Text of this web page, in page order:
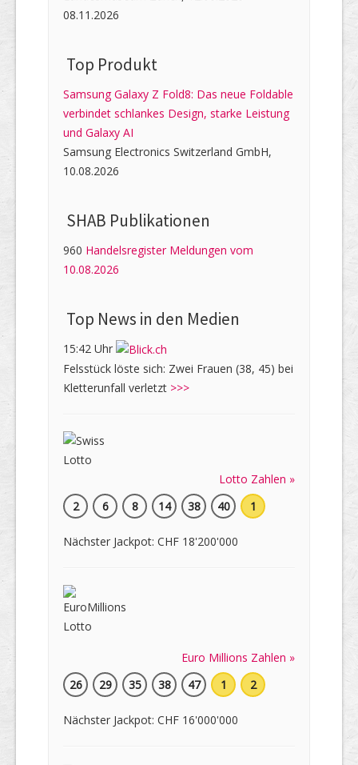
08.11.2026
Top Produkt
Samsung Galaxy Z Fold8: Das neue Foldable
verbindet schlankes Design, starke Leistung
und Galaxy AI
Samsung Electronics Switzerland GmbH,
10.08.2026
SHAB Publi­kati­onen
960 Handelsregister Meldungen vom
10.08.2026
Top News in den Medien
15:42 Uhr
Felsstück löste sich: Zwei Frauen (38, 45) bei
Kletterunfall verletzt >>>
Lotto Zahlen »
2
6 8 14 38 40 1
Nächster Jackpot: CHF 18'200'000
Euro Millions Zahlen »
26
29 35 38 47 1 2
Nächster Jackpot: CHF 16'000'000